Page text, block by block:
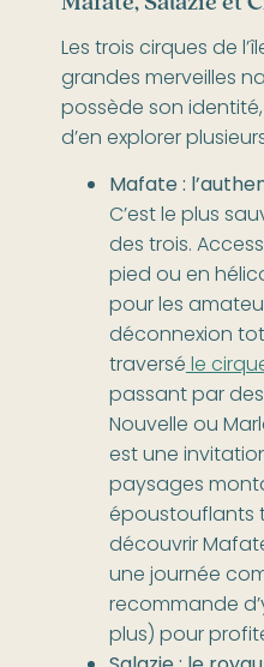
Les trois cirques de
grandes merveilles
possède son
d’en explorer
Mafate :
C’est le plus
des trois.
pied ou en
pour les
déconnexion
traverséle
passant par
Nouvelle ou
est une
paysages
époustouflants
découvrir
une journée
recommande
plus) pour